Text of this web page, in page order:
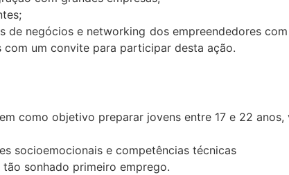
negócios e networking dos empreendedores
um convite para participar desta ação.
como objetivo preparar jovens entre 17 e 22
socioemocionais e competências técnicas
sonhado primeiro emprego.